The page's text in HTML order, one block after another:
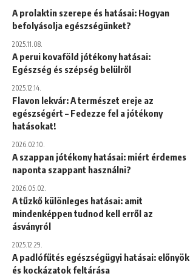
A prolaktin szerepe és hatásai: Hogyan
befolyásolja egészségünket?
2025.11.08.
A perui kovaföld jótékony hatásai:
Egészség és szépség belülről
2025.12.14.
Flavon lekvár: A természet ereje az
egészségért – Fedezze fel a jótékony
hatásokat!
2026.02.10.
A szappan jótékony hatásai: miért érdemes
naponta szappant használni?
2026.05.02.
A tűzkő különleges hatásai: amit
mindenképpen tudnod kell erről az
ásványról
2025.12.29.
A padlófűtés egészségügyi hatásai: előnyök
és kockázatok feltárása